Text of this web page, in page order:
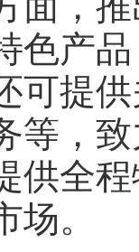
色产
可提
等，
供全
。